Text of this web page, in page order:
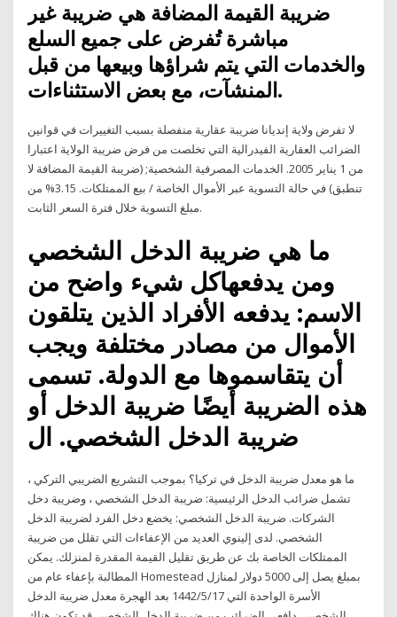
ضريبة القيمة المضافة هي ضريبة غير
مباشرة تُفرض على جميع السلع
والخدمات التي يتم شراؤها وبيعها من قبل
المنشآت، مع بعض الاستثناءات.
لا تفرض ولاية إنديانا ضريبة عقارية منفصلة بسبب التغييرات في قوانين
الضرائب العقارية الفيدرالية التي تخلصت من فرض ضريبة الولاية اعتبارا
من 1 يناير 2005. الخدمات المصرفية الشخصية; (ضريبة القيمة المضافة لا
تنطبق) في حالة التسوية عبر الأموال الخاصة / بيع الممتلكات. 3.15% من
مبلغ التسوية خلال فترة السعر الثابت.
ما هي ضريبة الدخل الشخصي
ومن يدفعهاكل شيء واضح من
الاسم: يدفعه الأفراد الذين يتلقون
الأموال من مصادر مختلفة ويجب
أن يتقاسموها مع الدولة. تسمى
هذه الضريبة أيضًا ضريبة الدخل أو
ضريبة الدخل الشخصي. ال
ما هو معدل ضريبة الدخل في تركيا؟ بموجب التشريع الضريبي التركي ،
تشمل ضرائب الدخل الرئيسية: ضريبة الدخل الشخصي ، وضريبة دخل
الشركات. ضريبة الدخل الشخصي: يخضع دخل الفرد لضريبة الدخل
الشخصي. لدى إلينوي العديد من الإعفاءات التي تقلل من ضريبة
الممتلكات الخاصة بك عن طريق تقليل القيمة المقدرة لمنزلك. يمكن
المطالبة بإعفاء عام من Homestead بمبلغ يصل إلى 5000 دولار لمنازل
الأسرة الواحدة التي 17‏‏/5‏‏/1442 بعد الهجرة معدل ضريبة الدخل